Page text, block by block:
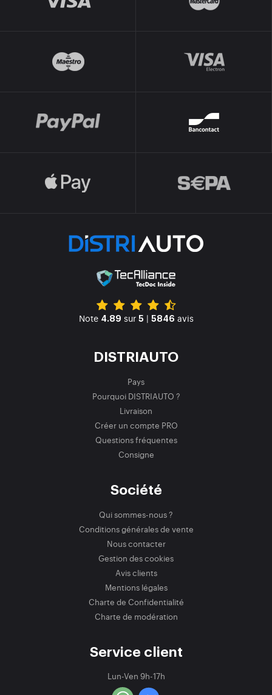
Note 4.89 sur 5 | 5846 avis
DISTRIAUTO
Pays
Pourquoi DISTRIAUTO ?
Livraison
Créer un compte PRO
Questions fréquentes
Consigne
Société
Qui sommes-nous ?
Conditions générales de vente
Nous contacter
Gestion des cookies
Avis clients
Mentions légales
Charte de Confidentialité
Charte de modération
Service client
Lun-Ven 9h-17h